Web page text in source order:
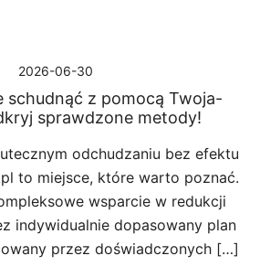
2026-06-30
schudnąć z pomocą Twoja-
sprawdzone metody!
odchudzaniu bez efektu
to miejsce, które warto poznać.
wsparcie w redukcji
indywidualnie dopasowany plan
przez doświadczonych […]